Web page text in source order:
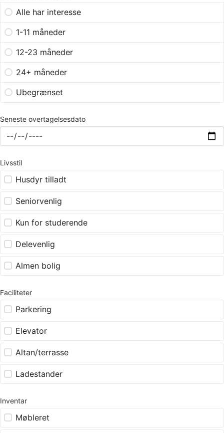
Alle har interesse
1-11 måneder
12-23 måneder
24+ måneder
Ubegrænset
Seneste overtagelsesdato
Livsstil
Husdyr tilladt
Seniorvenlig
Kun for studerende
Delevenlig
Almen bolig
Faciliteter
Parkering
Elevator
Altan/terrasse
Ladestander
Inventar
Møbleret